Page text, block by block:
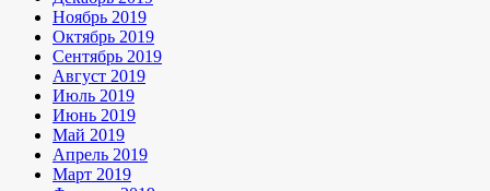
Ноябрь 2019
Октябрь 2019
Сентябрь 2019
Август 2019
Июль 2019
Июнь 2019
Май 2019
Апрель 2019
Март 2019